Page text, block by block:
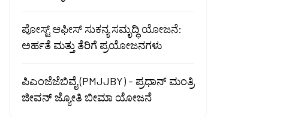
ಪೋಸ್ಟ್ ಆಫೀಸ್ ಸುಕನ್ಯ ಸಮೃದ್ಧಿ ಯೋಜನೆ:
ಅರ್ಹತೆ ಮತ್ತು ತೆರಿಗೆ ಪ್ರಯೋಜನಗಳು
ಪಿಎಂಜೆಜೆಬಿವೈ (PMJJBY) - ಪ್ರಧಾನ್ ಮಂತ್ರಿ
ಜೀವನ್ ಜ್ಯೋತಿ ಬೀಮಾ ಯೋಜನೆ